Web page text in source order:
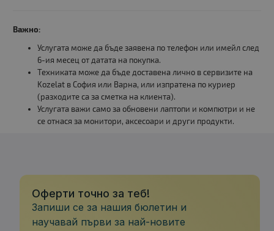
Важно:
Услугата може да бъде заявена по телефон или имейл след
6-ия месец от датата на покупка.
Техниката може да бъде доставена лично в сервизите на
Kozelat в София или Варна, или изпратена по куриер
(разходите са за сметка на клиента).
Услугата важи само за обновени лаптопи и компютри и не
се отнася за монитори, аксесоари и други продукти.
Оферти точно за теб!
Запиши се за нашия бюлетин и
научавай първи за най-новите